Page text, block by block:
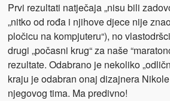
Prvi rezultati natječaja „nisu bili
„nitko od rođa i njihove djece nije
pločicu na kompjuteru“), no
drugi „počasni krug“ za naše
rezultate. Odabrano je nekoliko
kraju je odabran onaj dizajnera
njegovog tima. Ma predivno!